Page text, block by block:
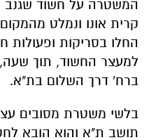
ברח' דרך השלום בת"א.
תושב ת"א והוא הובא